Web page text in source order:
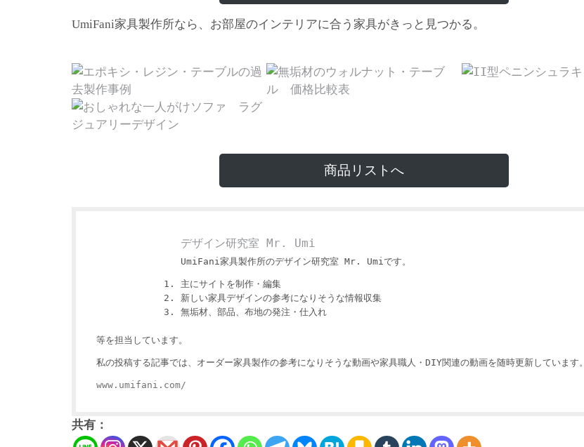
UmiFani家具製作所なら、お部屋のインテリアに合う家具がきっと見つかる。
商品リストへ
デザイン研究室 Mr. Umi
UmiFani家具製作所のデザイン研究室 Mr. Umiです。
主にサイトを制作・編集
新しい家具デザインの参考になりそうな情報収集
無垢材、部品、布地の発注・仕入れ
等を担当しています。
私の投稿する記事では、オーダー家具製作の参考になりそうな動画や家具職人・DIY関連の動画を随時更新しています。
www.umifani.com/
共有：